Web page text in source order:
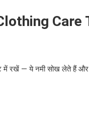
Care
में रखें — ये नमी सोख लेते हैं